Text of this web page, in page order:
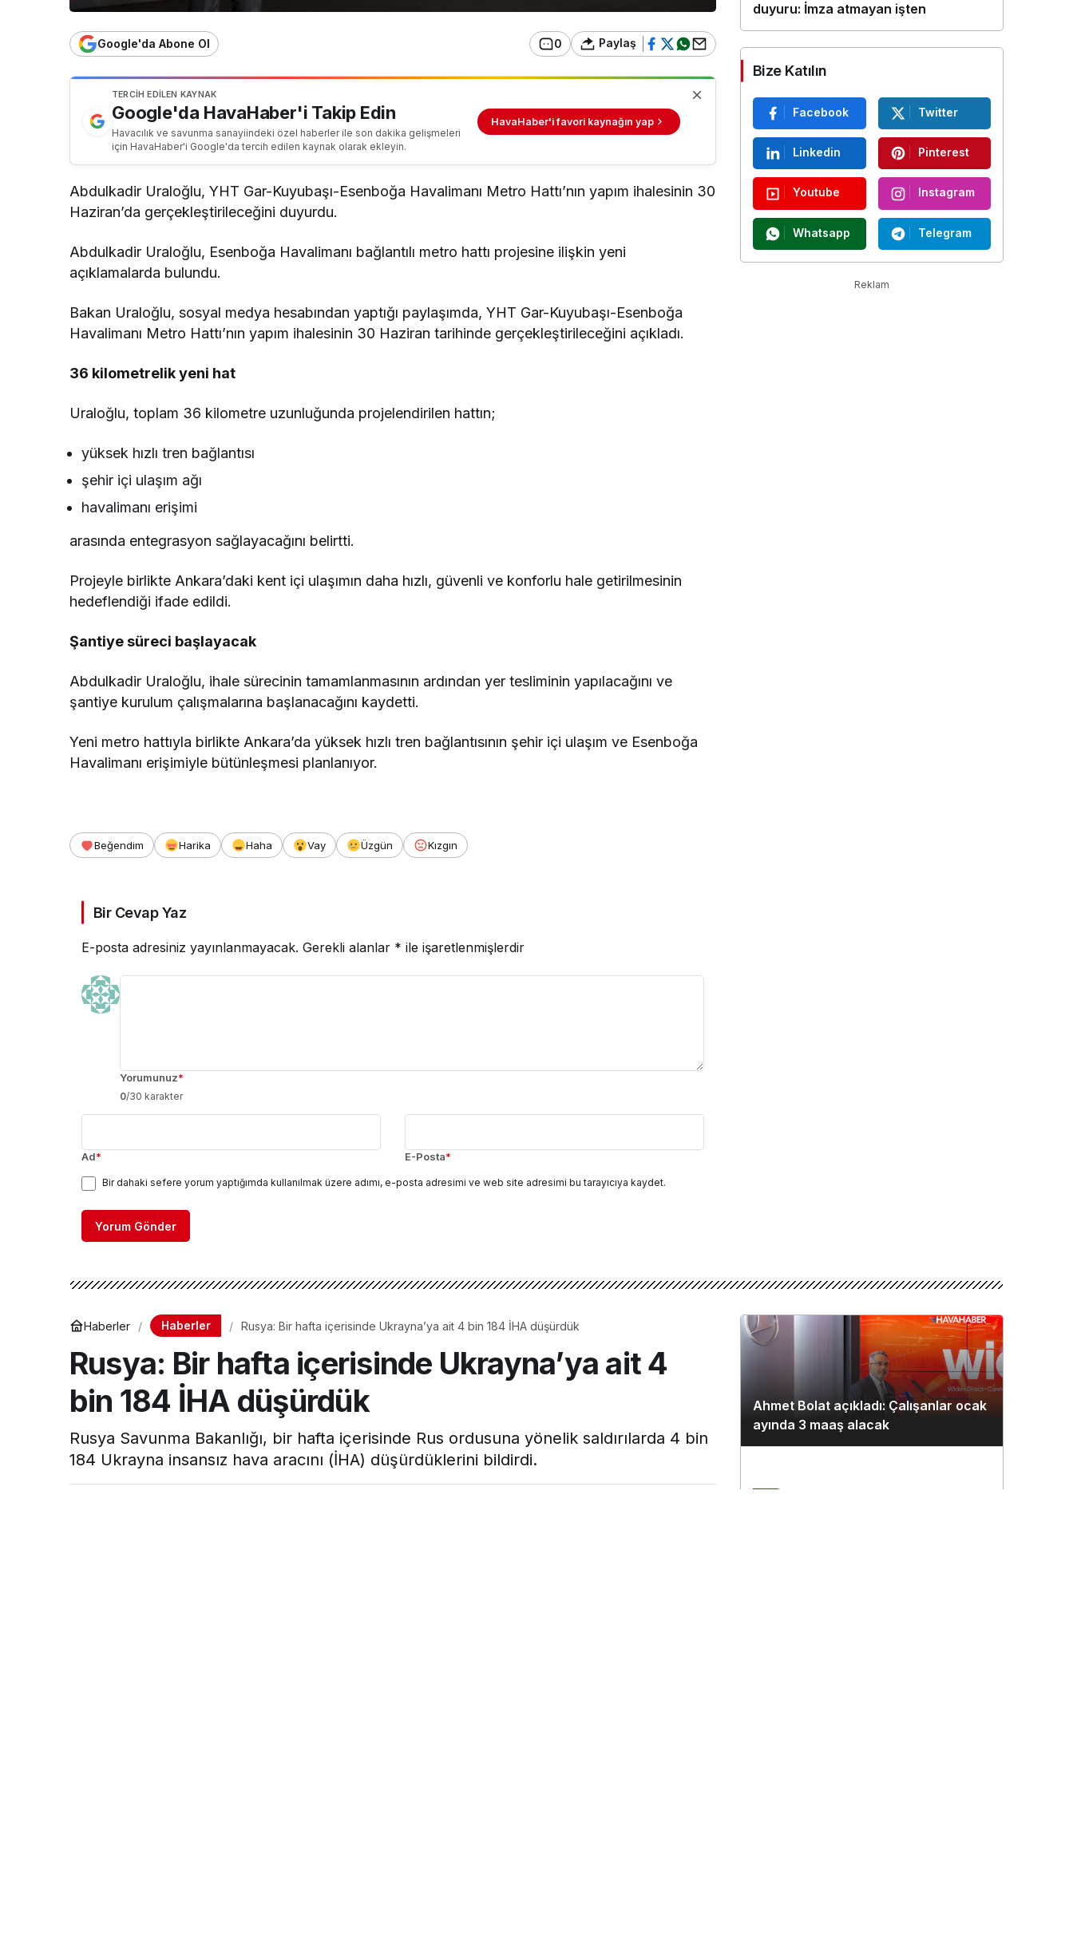
Google'da Abone Ol 0 Paylaş
TERCIH EDILEN KAYNAK
Google'da HavaHaber'i Takip Edin
Havacılık ve savunma sanayiindeki özel haberler ile son dakika gelişmeleri
için HavaHaber'i Google'da tercih edilen kaynak olarak ekleyin.
HavaHaber'i favori kaynağın yap
Abdulkadir Uraloğlu, YHT Gar-Kuyubaşı-Esenboğa Havalimanı Metro Hattı’nın yapım ihalesinin 30
Haziran’da gerçekleştirileceğini duyurdu.
Abdulkadir Uraloğlu, Esenboğa Havalimanı bağlantılı metro hattı projesine ilişkin yeni
açıklamalarda bulundu.
Bakan Uraloğlu, sosyal medya hesabından yaptığı paylaşımda, YHT Gar-Kuyubaşı-Esenboğa
Havalimanı Metro Hattı’nın yapım ihalesinin 30 Haziran tarihinde gerçekleştirileceğini açıkladı.
36 kilometrelik yeni hat
Uraloğlu, toplam 36 kilometre uzunluğunda projelendirilen hattın;
yüksek hızlı tren bağlantısı
şehir içi ulaşım ağı
havalimanı erişimi
arasında entegrasyon sağlayacağını belirtti.
Projeyle birlikte Ankara’daki kent içi ulaşımın daha hızlı, güvenli ve konforlu hale getirilmesinin
hedeflendiği ifade edildi.
Şantiye süreci başlayacak
Abdulkadir Uraloğlu, ihale sürecinin tamamlanmasının ardından yer tesliminin yapılacağını ve
şantiye kurulum çalışmalarına başlanacağını kaydetti.
Yeni metro hattıyla birlikte Ankara’da yüksek hızlı tren bağlantısının şehir içi ulaşım ve Esenboğa
Havalimanı erişimiyle bütünleşmesi planlanıyor.
Beğendim Harika Haha Vay Üzgün Kızgın
Bir Cevap Yaz
E-posta adresiniz yayınlanmayacak. Gerekli alanlar * ile işaretlenmişlerdir
Yorumunuz*
0/30 karakter
Ad* E-Posta*
Bir dahaki sefere yorum yaptığımda kullanılmak üzere adımı, e-posta adresimi ve web site adresimi bu tarayıcıya kaydet.
Yorum Gönder
duyuru: İmza atmayan işten
çıkarılacak
Bize Katılın
Facebook Twitter
Linkedin Pinterest
Youtube Instagram
Whatsapp Telegram
Reklam
Haberler Haberler Rusya: Bir hafta içerisinde Ukrayna’ya ait 4 bin 184 İHA düşürdük
Rusya: Bir hafta içerisinde Ukrayna’ya ait 4
bin 184 İHA düşürdük
Rusya Savunma Bakanlığı, bir hafta içerisinde Rus ordusuna yönelik saldırılarda 4 bin
184 Ukrayna insansız hava aracını (İHA) düşürdüklerini bildirdi.
Ahmet Bolat açıkladı: Çalışanlar ocak
ayında 3 maaş alacak